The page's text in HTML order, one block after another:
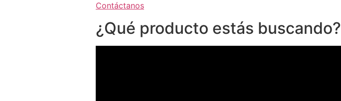
Contáctanos
¿Qué producto estás buscando?